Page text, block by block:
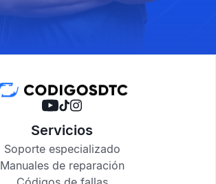
Servicios
Soporte especializado
Manuales de reparación